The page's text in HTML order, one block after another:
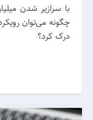
با سرازیر شدن
چگونه می‌توان
درک کرد؟